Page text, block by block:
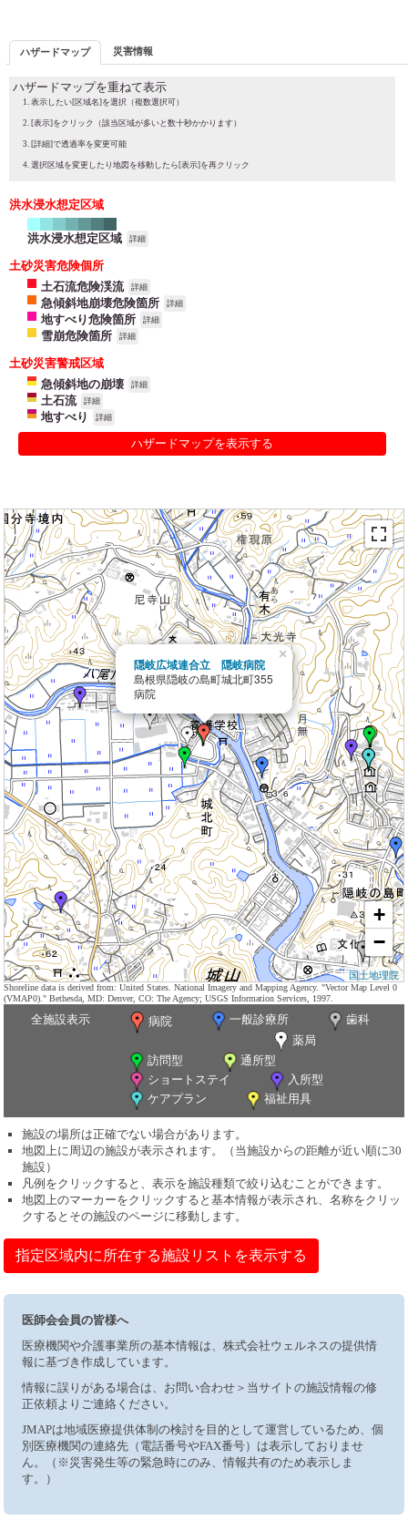
ハザードマップ 災害情報
ハザードマップを重ねて表示
表示したい[区域名]を選択（複数選択可）
[表示]をクリック（該当区域が多いと数十秒かかります）
[詳細]で透過率を変更可能
選択区域を変更したり地図を移動したら[表示]を再クリック
洪水浸水想定区域
洪水浸水想定区域 詳細
土砂災害危険個所
土石流危険渓流
詳細
急傾斜地崩壊危険箇所 詳細
地すべり危険箇所 詳細
雪崩危険箇所 詳細
土砂災害警戒区域
急傾斜地の崩壊
詳細
土石流 詳細
地すべり 詳細
ハザードマップを表示する
隠岐広域連合立 隠岐病院
島根県隠岐の島町城北町355
病院
×
+
−
国土地理院
Shoreline data is derived from: United States. National Imagery and Mapping Agency. "Vector Map Level 0
(VMAP0)." Bethesda, MD: Denver, CO: The Agency; USGS Information Services, 1997.
全施設表示 病院 一般診療所
歯科
薬局
訪問型
通所型
ショートステイ
入所型
ケアプラン
福祉用具
施設の場所は正確でない場合があります。
地図上に周辺の施設が表示されます。（当施設からの距離が近い順に30
施設）
凡例をクリックすると、表示を施設種類で絞り込むことができます。
地図上のマーカーをクリックすると基本情報が表示され、名称をクリッ
クするとその施設のページに移動します。
指定区域内に所在する施設リストを表示する
医師会会員の皆様へ
医療機関や介護事業所の基本情報は、株式会社ウェルネスの提供情
報に基づき作成しています。
情報に誤りがある場合は、お問い合わせ＞当サイトの施設情報の修
正依頼よりご連絡ください。
JMAPは地域医療提供体制の検討を目的として運営しているため、個
別医療機関の連絡先（電話番号やFAX番号）は表示しておりませ
ん。（※災害発生等の緊急時にのみ、情報共有のため表示しま
す。）